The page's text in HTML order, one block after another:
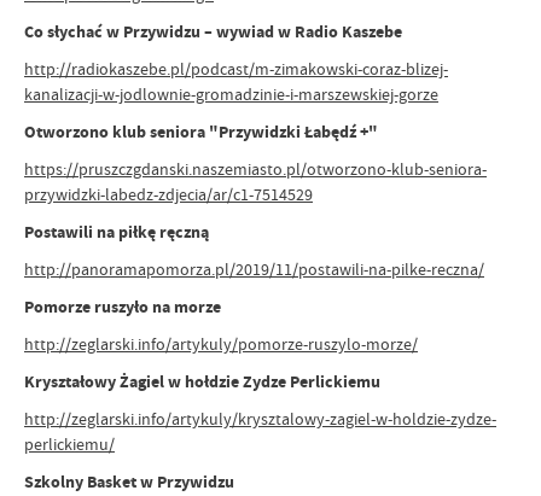
Co słychać w Przywidzu – wywiad w Radio Kaszebe
http://radiokaszebe.pl/podcast/m-zimakowski-coraz-blizej-
kanalizacji-w-jodlownie-gromadzinie-i-marszewskiej-gorze
Otworzono klub seniora "Przywidzki Łabędź +"
https://pruszczgdanski.naszemiasto.pl/otworzono-klub-seniora-
przywidzki-labedz-zdjecia/ar/c1-7514529
Postawili na piłkę ręczną
http://panoramapomorza.pl/2019/11/postawili-na-pilke-reczna/
Pomorze ruszyło na morze
http://zeglarski.info/artykuly/pomorze-ruszylo-morze/
Kryształowy Żagiel w hołdzie Zydze Perlickiemu
http://zeglarski.info/artykuly/krysztalowy-zagiel-w-holdzie-zydze-
perlickiemu/
Szkolny Basket w Przywidzu